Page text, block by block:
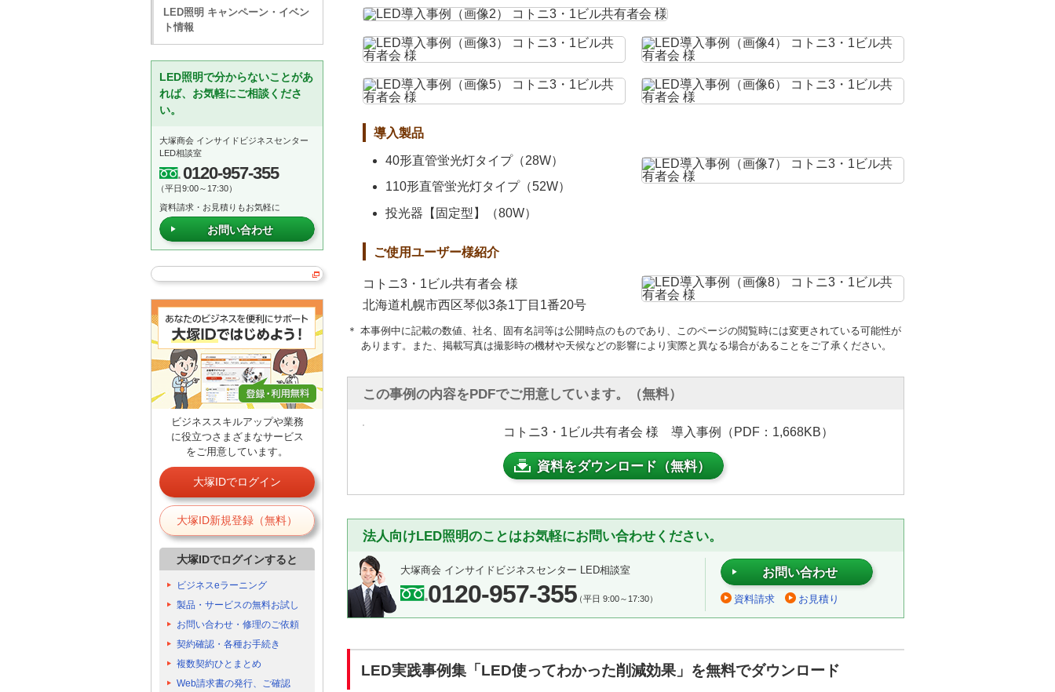
導入製品
40形直管蛍光灯タイプ（28W）
110形直管蛍光灯タイプ（52W）
投光器【固定型】（80W）
ご使用ユーザー様紹介
コトニ3・1ビル共有者会 様
北海道札幌市西区琴似3条1丁目1番20号
＊ 本事例中に記載の数値、社名、固有名詞等は公開時点のものであり、このページの閲覧時には変更されている可能性が
あります。また、掲載写真は撮影時の機材や天候などの影響により実際と異なる場合があることをご了承ください。
この事例の内容をPDFでご用意しています。（無料）
コトニ3・1ビル共有者会 様 導入事例（PDF：1,668KB）
資料をダウンロード（無料）
法人向けLED照明のことはお気軽にお問い合わせください。
大塚商会 インサイドビジネスセンター LED相談室
0120-957-355（平日 9:00～17:30）
お問い合わせ
資料請求 お見積り
LED実践事例集「LED使ってわかった削減効果」を無料でダウンロード
LED照明 キャンペーン・イベン
ト情報
LED照明で分からないことがあ
れば、お気軽にご相談くださ
い。
大塚商会 インサイドビジネスセンター
LED相談室
0120-957-355
（平日9:00～17:30）
資料請求・お見積りもお気軽に
お問い合わせ
ビジネススキルアップや業務
に役立つさまざまなサービス
をご用意しています。
大塚IDでログイン
大塚ID新規登録（無料）
大塚IDでログインすると
ビジネスeラーニング
製品・サービスの無料お試し
お問い合わせ・修理のご依頼
契約確認・各種お手続き
複数契約ひとまとめ
Web請求書の発行、ご確認